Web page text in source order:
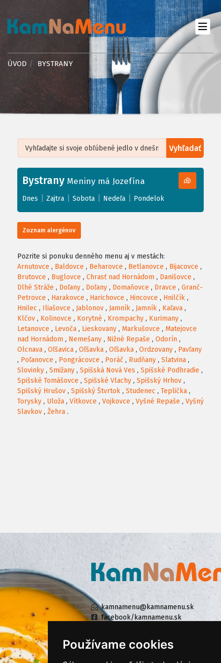
Používame cookies
ÚVOD BYSTRANY
Vyhľadať
+
−
Leaflet| ©OpenStreetMap, Tiles courtesy ofHumanitarian OpenStreetMap
Bystrany Meniny má Jozefína
Dnes Zajtra Sobota Nedeľa Pondelok
Zoznam alergénov
Pozrite si ponuku denného menu aj v mestách:
Arnutovce , Baldovce , Beharovce , Betlanovce , Bijacovce ,
Brutovce , Buglovce , Chrasť nad Hornádom , Danišovce ,
Dlhé Stráže , Doľany , Doľany , Domaňovce , Dravce , Granč-
Petrovce , Harakovce , Harichovce , Hincovce , Hnilčík ,
Hnilec , Iliašovce , Jablonov , Jamník , Jamník , Kaľava ,
Klčov , Kolinovce , Korytné , Krompachy , Kurimany ,
Letanovce , Levoča , Lieskovany , Markušovce , Matejovce
nad Hornádom , Nemešany , Nižné Repaše , Odorín ,
Olcnava , Oľšavica , Oľšavka , Oľšavka , Ordzovany , Pavľany
, Poľanovce , Pongrácovce , Poráč , Rudňany , Slatvina ,
Slovinky , Smižany , Spišská Nová Ves , Spišské Podhradie ,
Spišské Tomášovce , Spišské Vlachy , Spišský Hrhov ,
Spišský Hrušov , Spišský Štvrtok , Studenec , Teplička ,
Torysky , Uloža , Vítkovce , Vojkovce , Vyšné Repaše , Vyšný
Slavkov , Žehra .
kamnamenu@kamnamenu.sk
facebook/kamnamenu.sk